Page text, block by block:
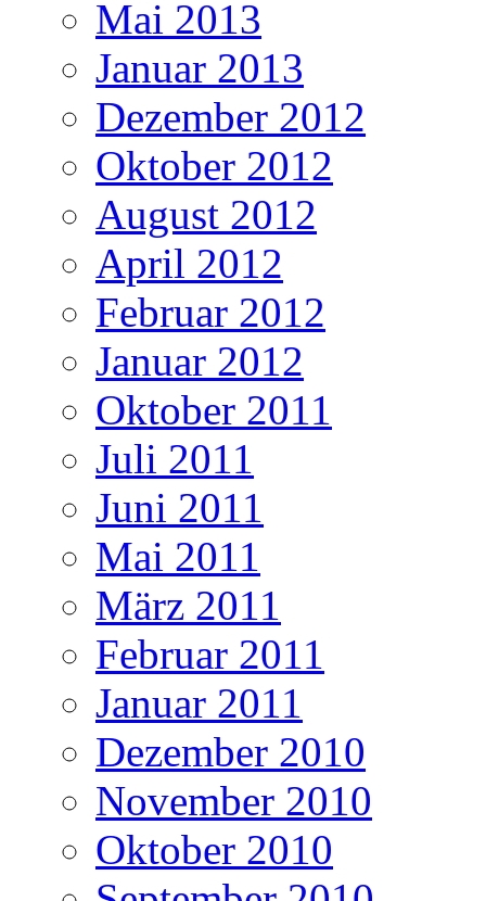
Mai 2013
Januar 2013
Dezember 2012
Oktober 2012
August 2012
April 2012
Februar 2012
Januar 2012
Oktober 2011
Juli 2011
Juni 2011
Mai 2011
März 2011
Februar 2011
Januar 2011
Dezember 2010
November 2010
Oktober 2010